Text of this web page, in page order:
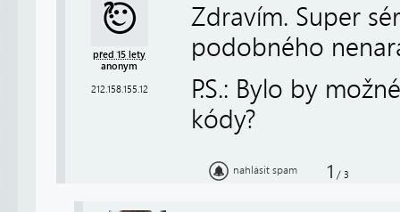
před 15 lety
anonym
212.158.155.12
Zdravím. Super
podobného
P.S.: Bylo by
kódy?
nahlásit spam 1 / 3